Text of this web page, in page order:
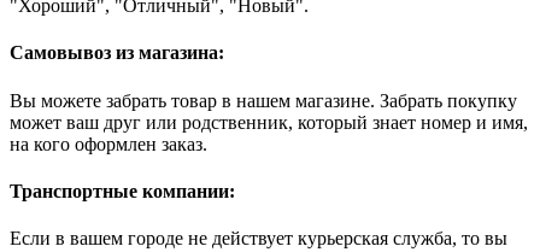
"Хороший", "Отличный", "Новый".
Самовывоз из магазина:
Вы можете забрать товар в нашем магазине. Забрать покупку
может ваш друг или родственник, который знает номер и имя,
на кого оформлен заказ.
Транспортные компании:
Если в вашем городе не действует курьерская служба, то вы